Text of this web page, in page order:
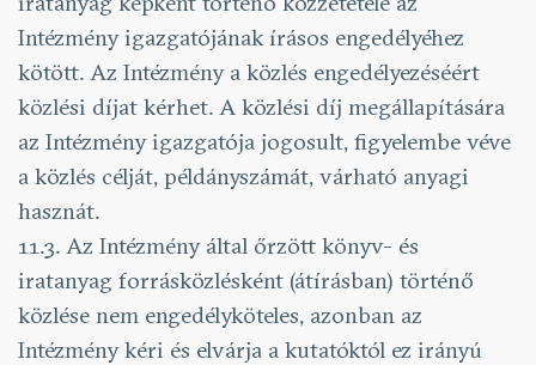
Intézmény igazgatójának írásos engedélyéhez
kötött. Az Intézmény a közlés engedélyezéséért
közlési díjat kérhet. A közlési díj megállapítására
az Intézmény igazgatója jogosult, figyelembe véve
a közlés célját, példányszámát, várható anyagi
hasznát.
11.3. Az Intézmény által őrzött könyv- és
iratanyag forrásközlésként (átírásban) történő
közlése nem enge­délyköteles, azonban az
Intézmény kéri és elvárja a kutatóktól ez irányú